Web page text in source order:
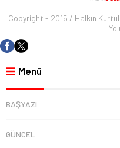
Copyright - 2015 / Halkın
Menü
BAŞYAZI
GÜNCEL